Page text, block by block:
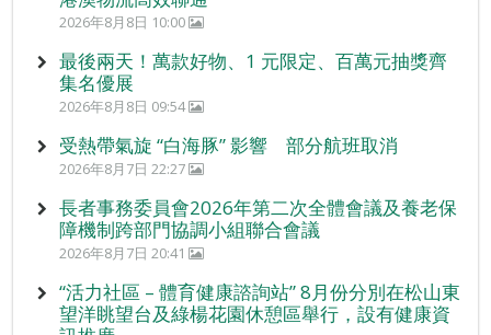
2026年8月8日 10:00
最後兩天！萬款好物、1 元限定、百萬元抽獎齊
集名優展
2026年8月8日 09:54
受熱帶氣旋 “白海豚” 影響 部分航班取消
2026年8月7日 22:27
長者事務委員會2026年第二次全體會議及養老保
障機制跨部門協調小組聯合會議
2026年8月7日 20:41
“活力社區 – 體育健康諮詢站” 8月份分別在松山東
望洋眺望台及綠楊花園休憩區舉行，設有健康資